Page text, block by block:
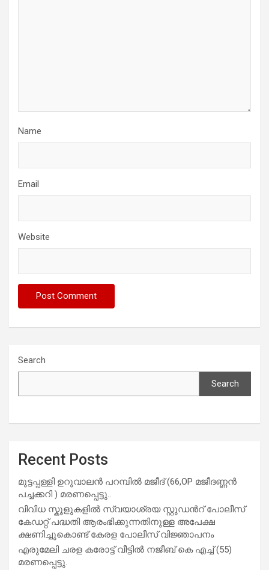
Name
Email
Website
Search
Search
Recent Posts
മുട്ടപ്പള്ളി ഉറുവാലൻ പറമ്പിൽ മജീദ് (66,OP മജീദണ്ണൻ
പച്ചക്കറി ) മരണപ്പെട്ടു..
വിവിധ സ്കൂളുകളില്‍ സ്വയാശ്രയ സ്റ്റുഡന്‍റ് പോലീസ്
കേഡറ്റ് പദ്ധതി ആരംഭിക്കുന്നതിനുള്ള അപേക്ഷ
ക്ഷണിച്ചുകൊണ്ട് കേരള പോലീസ് വിജ്ഞാപനം
എരുമേലി ചരള കരോട്ട് വീട്ടിൽ നജീബ് കെ എച്ച് (55)
മരണപ്പെട്ടു.